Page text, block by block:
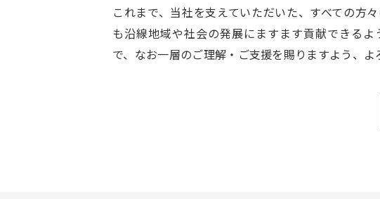
これまで、当社を支えていただいた、すべての方
も沿線地域や社会の発展にますます貢献できる
で、なお一層のご理解・ご支援を賜りますよう、よ